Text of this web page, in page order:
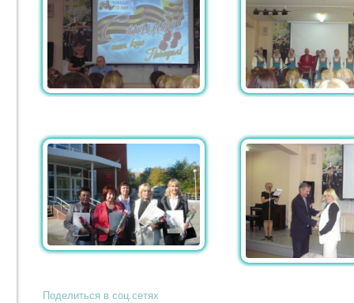
Поделиться в соц.сетях